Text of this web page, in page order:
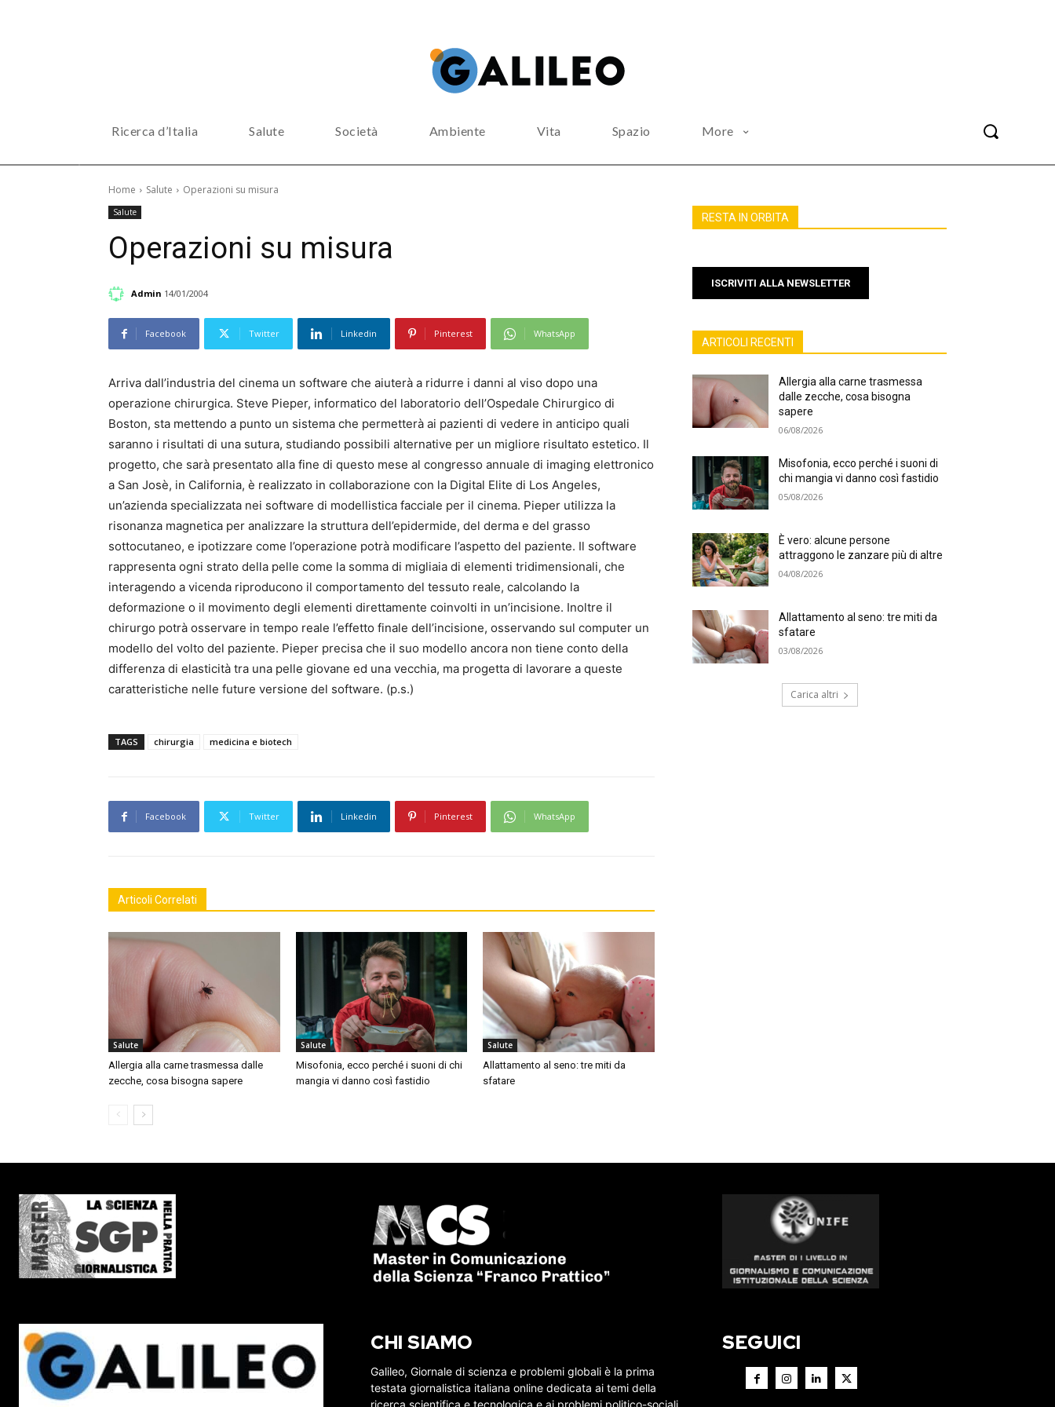
Ricerca d’Italia Salute Società Ambiente Vita Spazio More
Home Salute Operazioni su misura
Salute
Operazioni su misura
Admin 14/01/2004
Facebook Twitter Linkedin Pinterest WhatsApp
Arriva dall’industria del cinema un software che aiuterà a ridurre i danni al viso dopo una
operazione chirurgica. Steve Pieper, informatico del laboratorio dell’Ospedale Chirurgico di
Boston, sta mettendo a punto un sistema che permetterà ai pazienti di vedere in anticipo quali
saranno i risultati di una sutura, studiando possibili alternative per un migliore risultato estetico. Il
progetto, che sarà presentato alla fine di questo mese al congresso annuale di imaging elettronico
a San Josè, in California, è realizzato in collaborazione con la Digital Elite di Los Angeles,
un’azienda specializzata nei software di modellistica facciale per il cinema. Pieper utilizza la
risonanza magnetica per analizzare la struttura dell’epidermide, del derma e del grasso
sottocutaneo, e ipotizzare come l’operazione potrà modificare l’aspetto del paziente. Il software
rappresenta ogni strato della pelle come la somma di migliaia di elementi tridimensionali, che
interagendo a vicenda riproducono il comportamento del tessuto reale, calcolando la
deformazione o il movimento degli elementi direttamente coinvolti in un’incisione. Inoltre il
chirurgo potrà osservare in tempo reale l’effetto finale dell’incisione, osservando sul computer un
modello del volto del paziente. Pieper precisa che il suo modello ancora non tiene conto della
differenza di elasticità tra una pelle giovane ed una vecchia, ma progetta di lavorare a queste
caratteristiche nelle future versione del software. (p.s.)
TAGS chirurgia medicina e biotech
Facebook Twitter Linkedin Pinterest WhatsApp
Articoli Correlati
Salute
Allergia alla carne trasmessa dalle
zecche, cosa bisogna sapere
Salute
Misofonia, ecco perché i suoni di chi
mangia vi danno così fastidio
Salute
Allattamento al seno: tre miti da
sfatare
RESTA IN ORBITA
ISCRIVITI ALLA NEWSLETTER
ARTICOLI RECENTI
Allergia alla carne trasmessa
dalle zecche, cosa bisogna
sapere
06/08/2026
Misofonia, ecco perché i suoni di
chi mangia vi danno così fastidio
05/08/2026
È vero: alcune persone
attraggono le zanzare più di altre
04/08/2026
Allattamento al seno: tre miti da
sfatare
03/08/2026
Carica altri
CHI SIAMO
Galileo, Giornale di scienza e problemi globali è la prima
testata giornalistica italiana online dedicata ai temi della
SEGUICI